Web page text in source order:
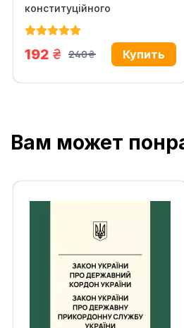
конституційного
законодавства...
240
грн.
192 грн.
Вам может